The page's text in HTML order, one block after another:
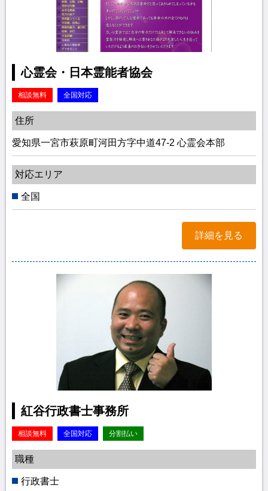
心霊会・日本霊能者協会
相談無料 全国対応
住所
愛知県一宮市萩原町河田方字中道47-2 心霊会本部
対応エリア
全国
詳細を見る
紅谷行政書士事務所
相談無料 全国対応 分割払い
職種
行政書士